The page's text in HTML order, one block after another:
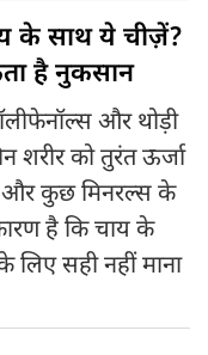
के साथ ये चीज़ें?
है नुकसान
और थोड़ी
शरीर को तुरंत ऊर्जा
और कुछ मिनरल्स के
है कि चाय के
लिए सही नहीं माना